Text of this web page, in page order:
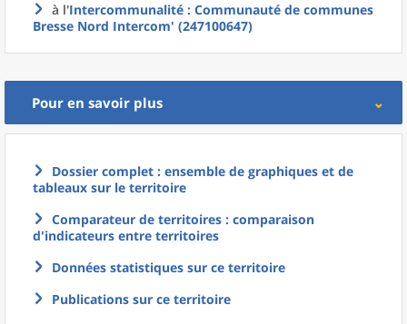
à l'Intercommunalité : Communauté de communes
Bresse Nord Intercom' (247100647)
Pour en savoir plus
Dossier complet : ensemble de graphiques et de
tableaux sur le territoire
Comparateur de territoires : comparaison
d'indicateurs entre territoires
Données statistiques sur ce territoire
Publications sur ce territoire